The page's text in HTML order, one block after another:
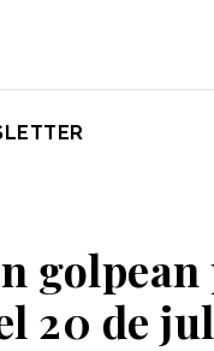
20 de